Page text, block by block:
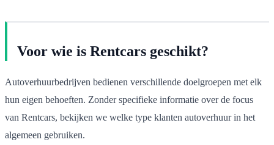
Voor wie is Rentcars geschikt?
Autoverhuurbedrijven bedienen verschillende doelgroepen met elk
hun eigen behoeften. Zonder specifieke informatie over de focus
van Rentcars, bekijken we welke type klanten autoverhuur in het
algemeen gebruiken.